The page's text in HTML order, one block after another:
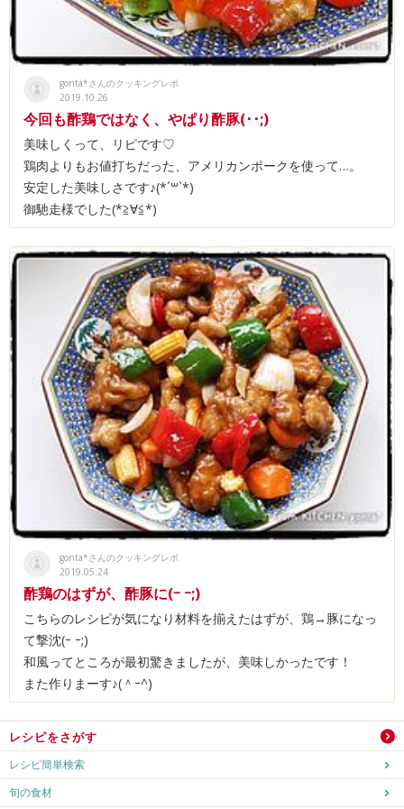
gonta*さんのクッキングレポ
2019.10.26
今回も酢鶏ではなく、やぱり酢豚(･･;)
美味しくって、リピです♡
鶏肉よりもお値打ちだった、アメリカンポークを使って…。
安定した美味しさです♪(*´꒳`*)
御馳走様でした(*≧∀≦*)
gonta*さんのクッキングレポ
2019.05.24
酢鶏のはずが、酢豚に(ｰ ｰ;)
こちらのレシピが気になり材料を揃えたはずが、鶏→豚になっ
て撃沈(ｰ ｰ;)
和風ってところが最初驚きましたが、美味しかったです！
また作りまーす♪(＾ｰ^)
レシピをさがす
レシピ簡単検索
旬の食材